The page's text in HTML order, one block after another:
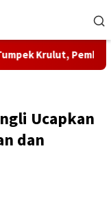
Hadirkan
Ucapkan
dan